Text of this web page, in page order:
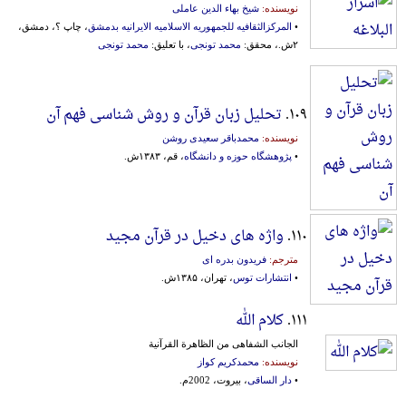
نویسنده: شیخ بهاء الدین عاملی
• المرکزالثقافیه للجمهوریه الاسلامیه الایرانیه بدمشق، چاپ ؟، دمشق،
۲ش.، محقق:
محمد تونجی، با تعلیق: محمد تونجی
۱۰۹. تحلیل زبان قرآن و روش شناسی فهم آن
نویسنده: محمدباقر سعیدی روشن
• پژوهشگاه حوزه و دانشگاه، قم، ۱۳۸۳ش.
۱۱۰. واژه های دخیل در قرآن مجید
مترجم: فریدون بدره ای
• انتشارات توس، تهران، ۱۳۸۵ش.
۱۱۱. کلام الله
الجانب الشفاهی من الظاهرة القرآنیة
نویسنده: محمدکریم کواز
• دار الساقی، بیروت، 2002م.